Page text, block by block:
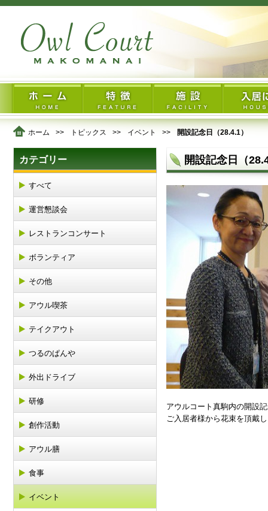
ホーム トピックス イベント 開設記念日（28.4.1）
カテゴリー
すべて
運営懇談会
レストランコンサート
ボランティア
その他
アウル喫茶
テイクアウト
つるのぱんや
外出ドライブ
研修
創作活動
アウル膳
食事
イベント
開設記念日（
アウルコート真駒内の開設
ご入居者様から花束を頂戴